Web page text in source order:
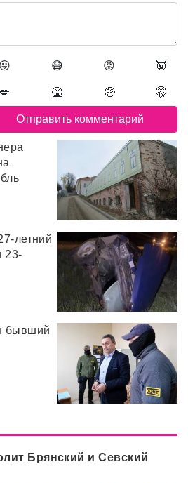
😛 😷 😡 👿
💋 🤮 🤑 🤫
летний
23-
бывший
Брянский и Севский